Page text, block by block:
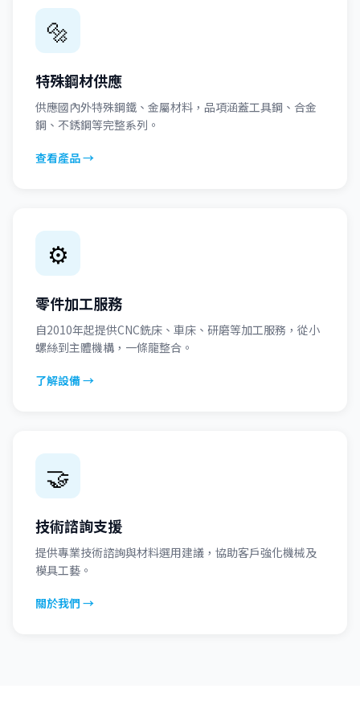
🔩
特殊鋼材供應
供應國內外特殊鋼鐵、金屬材料，品項涵蓋工具鋼、合金
鋼、不銹鋼等完整系列。
查看產品 →
⚙️
零件加工服務
自2010年起提供CNC銑床、車床、研磨等加工服務，從小
螺絲到主體機構，一條龍整合。
了解設備 →
🤝
技術諮詢支援
提供專業技術諮詢與材料選用建議，協助客戶強化機械及
模具工藝。
關於我們 →